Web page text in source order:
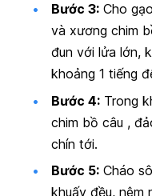
Bước 3: Cho
và xương chim
đun với lửa lớn,
khoảng 1 tiếng
Bước 4: Trong
chim bồ câu ,
chín tới.
Bước 5: Cháo
khuấy đều, nêm